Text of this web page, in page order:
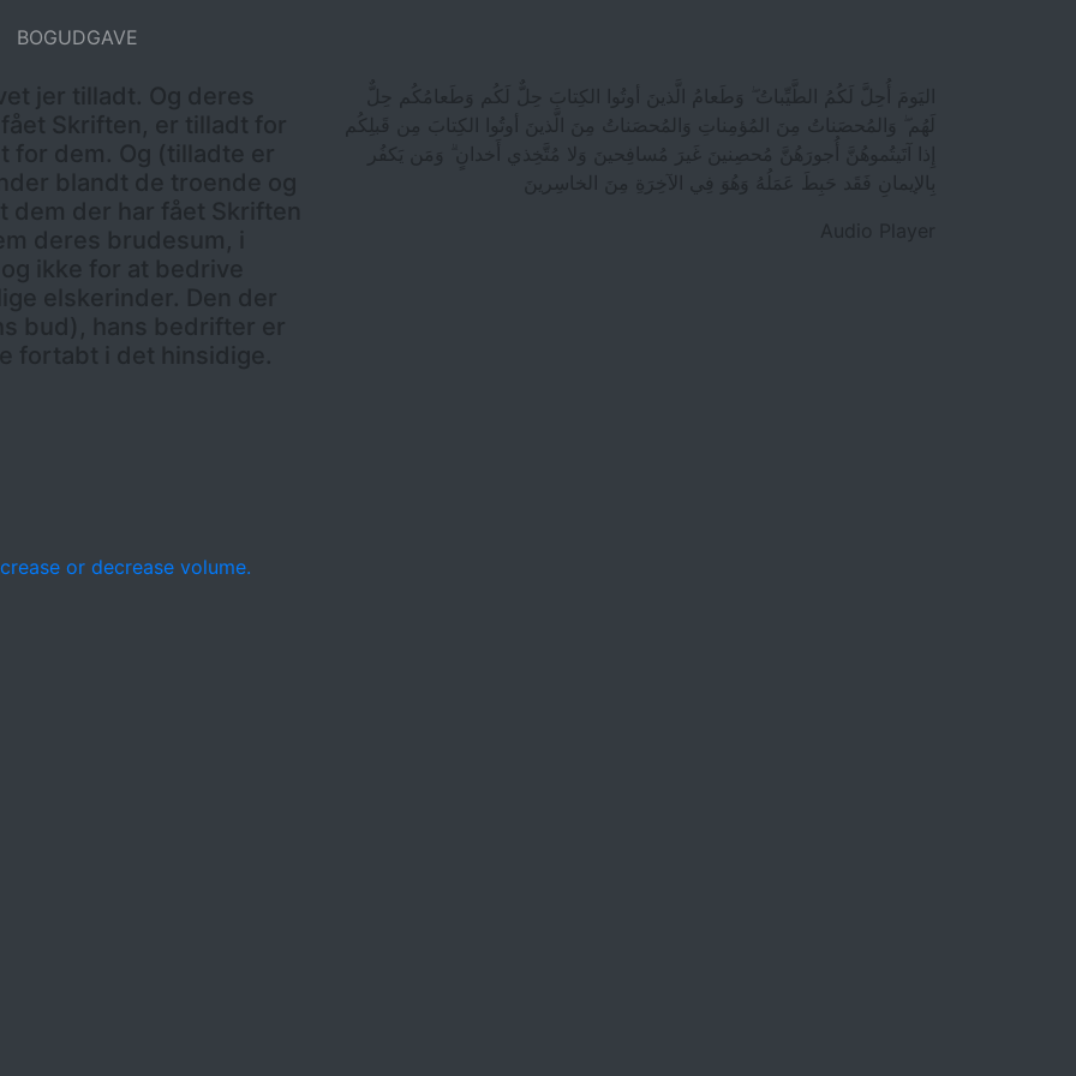
BOGUDGAVE
jer tilladt. Og deres
Skriften, er tilladt for
for dem. Og (tilladte er
blandt de troende og
der har fået Skriften
deres brudesum, i
ikke for at bedrive
elskerinder. Den der
bud), hans bedrifter er
fortabt i det hinsidige.
or decrease volume.
اليَومَ أُحِلَّ لَكُمُ الطَّيِّباتُ ۖ وَطَعامُ الَّذينَ أوتُوا الكِتابَ حِلٌّ لَكُم وَطَعامُكُم حِلٌّ
لَهُم ۖ وَالمُحصَناتُ مِنَ المُؤمِناتِ وَالمُحصَناتُ مِنَ الَّذينَ أوتُوا الكِتابَ مِن قَبلِكُم
إِذا آتَيتُموهُنَّ أُجورَهُنَّ مُحصِنينَ غَيرَ مُسافِحينَ وَلا مُتَّخِذي أَخدانٍ ۗ وَمَن يَكفُر
بِالإيمانِ فَقَد حَبِطَ عَمَلُهُ وَهُوَ فِي الآخِرَةِ مِنَ الخاسِرينَ
Audio Player